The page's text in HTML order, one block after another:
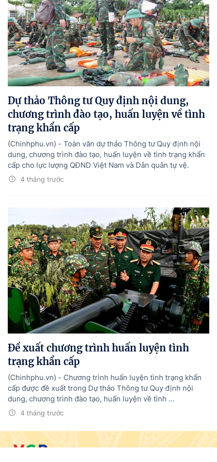
Dự thảo Thông tư Quy định nội dung,
chương trình đào tạo, huấn luyện về tình
trạng khẩn cấp
4 tháng trước
(Chinhphu.vn) - Toàn văn dự thảo Thông tư Quy định nội
dung, chương trình đào tạo, huấn luyện về tình trạng khẩn
cấp cho lực lượng QĐND Việt Nam và Dân quân tự vệ.
Đề xuất chương trình huấn luyện tình
trạng khẩn cấp
4 tháng trước
(Chinhphu.vn) - Chương trình huấn luyện tình trạng khẩn
cấp được đề xuất trong Dự thảo Thông tư Quy định nội
dung, chương trình đào tạo, huấn luyện về tình ...